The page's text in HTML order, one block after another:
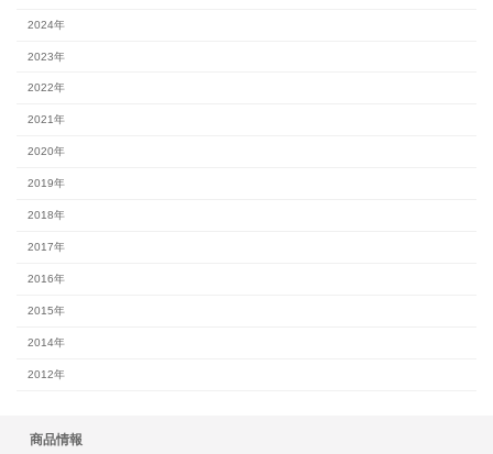
2024年
2023年
2022年
2021年
2020年
2019年
2018年
2017年
2016年
2015年
2014年
2012年
商品情報